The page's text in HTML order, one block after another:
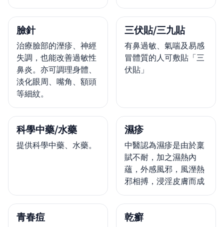
臉針
治療臉部的溼疹、神經
失調，也能改善過敏性
鼻炎。亦可調理身體、
淡化眼周、嘴角、額頭
等細紋。
三伏貼/三九貼
有鼻過敏、氣喘及易感
冒體質的人可敷貼「三
伏貼」
科學中藥/水藥
提供科學中藥、水藥。
濕疹
中醫認為濕疹是由於稟
賦不耐，加之濕熱內
蘊，外感風邪，風溼熱
邪相搏，浸淫皮膚而成
青春痘 乾癬